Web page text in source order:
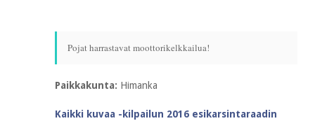
Pojat harrastavat moottorikelkkailua!
Paikkakunta: Himanka
Kaikki kuvaa -kilpailun 2016 esikarsintaraadin